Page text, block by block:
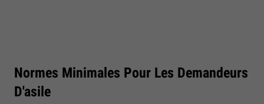
Normes Minimales Pour Les Demandeurs
D'asile